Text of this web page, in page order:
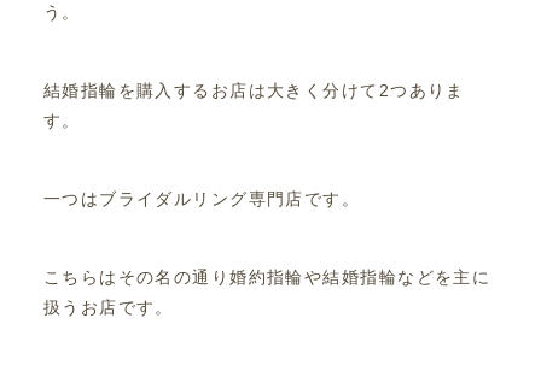
う。
結婚指輪を購入するお店は大きく分けて2つありま
す。
一つはブライダルリング専門店です。
こちらはその名の通り婚約指輪や結婚指輪などを主に
扱うお店です。